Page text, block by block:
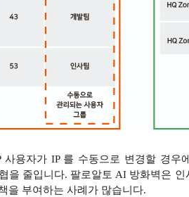
용자가 IP 를 수동으로 변경할 경
을 줄입니다. 팔로알토 AI 방화벽은
을 부여하는 사례가 많습니다.